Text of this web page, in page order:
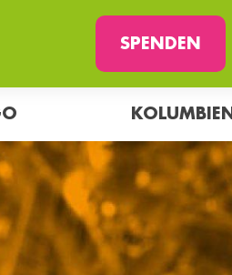
SPENDEN
SUCHEN
KOLUMBIEN